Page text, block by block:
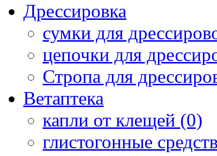
Дрессировка
сумки для
цепочки для
Стропа для
Ветаптека
капли от клещей (0)
глистогонные